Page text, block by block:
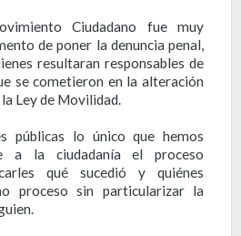
Ciudadano fue muy
de poner la denuncia penal,
resultaran responsables de
se cometieron en la alteración
Ley de Movilidad.
públicas lo único que hemos
a la ciudadanía el proceso
qué sucedió y quiénes
proceso sin particularizar la